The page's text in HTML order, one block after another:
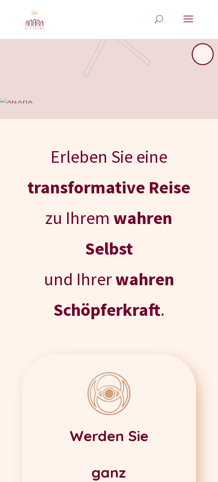
Erleben Sie eine
transformative Reise
zu Ihrem wahren
Selbst
und Ihrerwahren
Schöpferkraft.
Werden Sie
ganz